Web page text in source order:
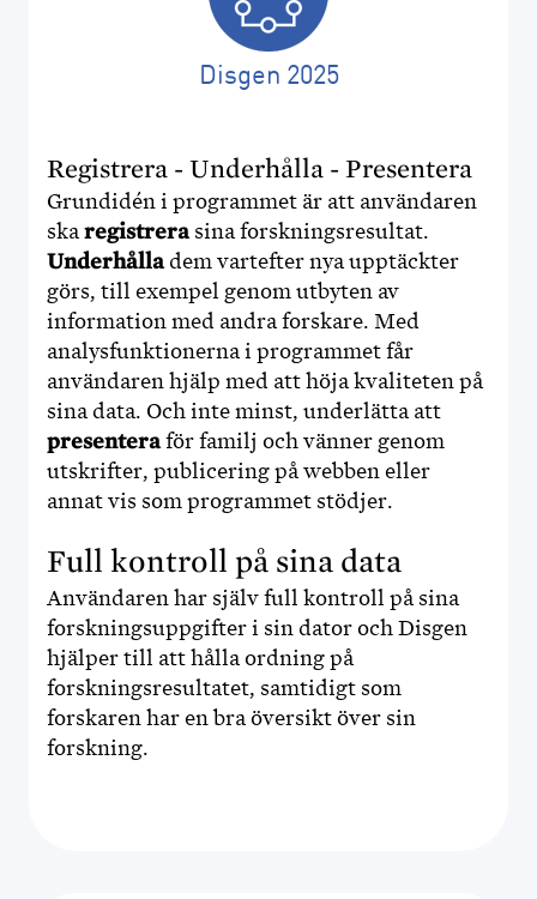
Disgen 2025
Registrera - Underhålla - Presentera
Grundidén i programmet är att användaren
ska registrerasina forskningsresultat.
Underhålladem vartefter nya upptäckter
görs, till exempel genom utbyten av
information med andra forskare. Med
analysfunktionerna i programmet får
användaren hjälp med att höja kvaliteten på
sina data. Och inte minst, underlätta att
presenteraför familj och vänner genom
utskrifter, publicering på webben eller
annat vis som programmet stödjer.
Full kontroll på sina data
Användaren har själv full kontroll på sina
forskningsuppgifter i sin dator och Disgen
hjälper till att hålla ordning på
forskningsresultatet, samtidigt som
forskaren har en bra översikt över sin
forskning.